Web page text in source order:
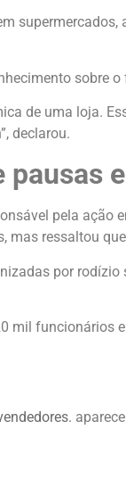
sobre
de uma loja.
declarou.
pela
mas ressaltou
por
mil